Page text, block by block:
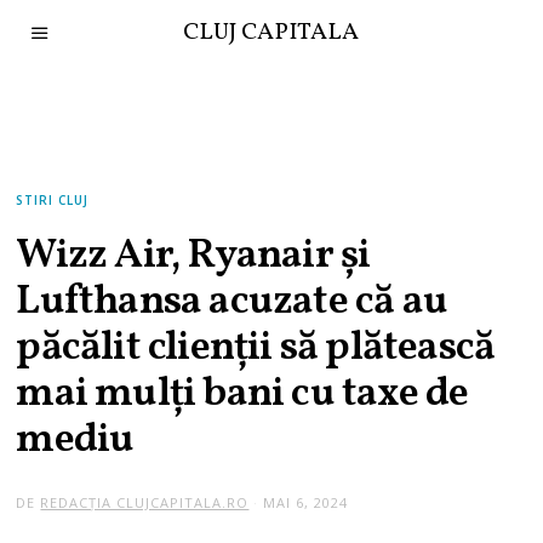
CLUJ CAPITALA
STIRI CLUJ
Wizz Air, Ryanair și
Lufthansa acuzate că au
păcălit clienții să plătească
mai mulți bani cu taxe de
mediu
DE REDACȚIA CLUJCAPITALA.RO MAI 6, 2024